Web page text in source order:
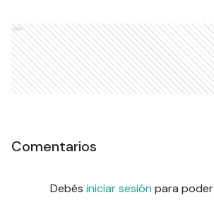
Ads
Comentarios
Debés iniciar sesión para